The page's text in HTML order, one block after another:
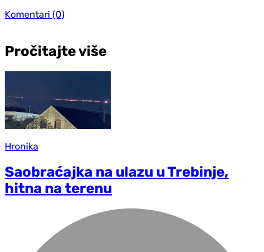
Komentari (0)
Pročitajte više
Hronika
Saobraćajka na ulazu u Trebinje,
hitna na terenu